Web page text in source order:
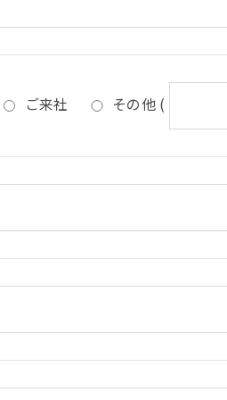
ご来社 その他 (